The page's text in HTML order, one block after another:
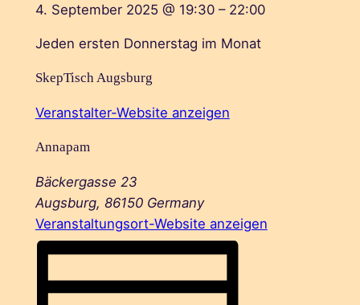
4. September 2025 @ 19:30 – 22:00
Jeden ersten Donnerstag im Monat
SkepTisch Augsburg
Veranstalter-Website anzeigen
Annapam
Bäckergasse 23
Augsburg, 86150 Germany
Veranstaltungsort-Website anzeigen